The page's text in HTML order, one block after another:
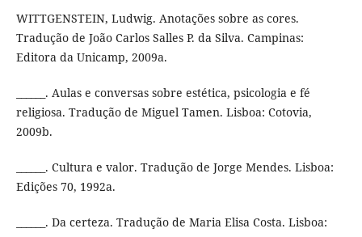
WITTGENSTEIN, Ludwig. Anotações sobre as cores.
Tradução de João Carlos Salles P. da Silva. Campinas:
Editora da Unicamp, 2009a.
______. Aulas e conversas sobre estética, psicologia e fé
religiosa. Tradução de Miguel Tamen. Lisboa: Cotovia,
2009b.
______. Cultura e valor. Tradução de Jorge Mendes. Lisboa:
Edições 70, 1992a.
______. Da certeza. Tradução de Maria Elisa Costa. Lisboa: